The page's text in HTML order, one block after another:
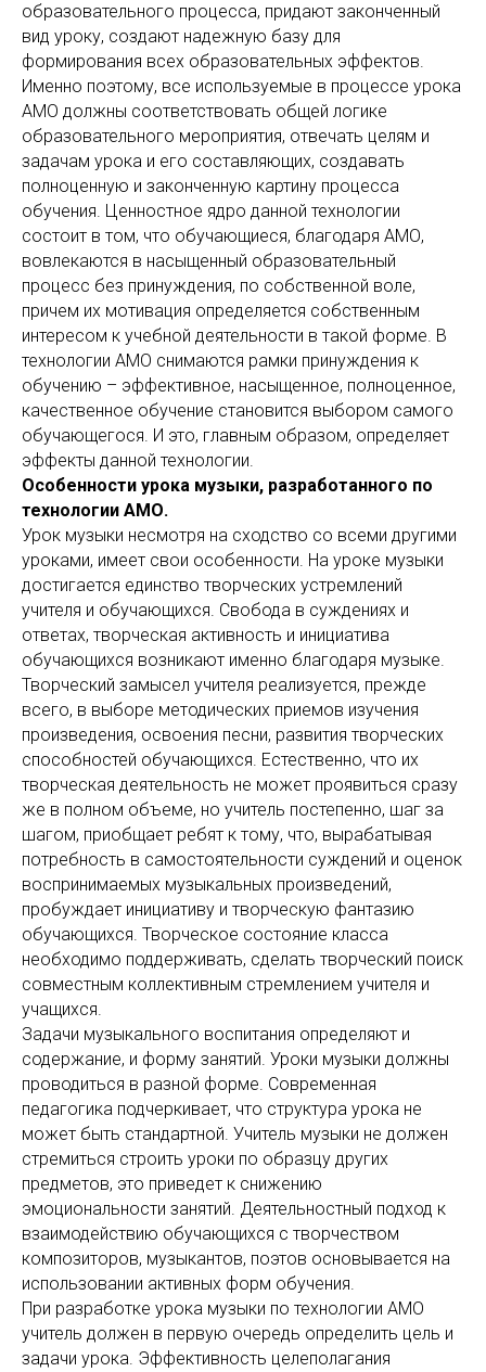
образовательного процесса, придают законченный
вид уроку, создают надежную базу для
формирования всех образовательных эффектов.
Именно поэтому, все используемые в процессе урока
АМО должны соответствовать общей логике
образовательного мероприятия, отвечать целям и
задачам урока и его составляющих, создавать
полноценную и законченную картину процесса
обучения. Ценностное ядро данной технологии
состоит в том, что обучающиеся, благодаря АМО,
вовлекаются в насыщенный образовательный
процесс без принуждения, по собственной воле,
причем их мотивация определяется собственным
интересом к учебной деятельности в такой форме. В
технологии АМО снимаются рамки принуждения к
обучению – эффективное, насыщенное, полноценное,
качественное обучение становится выбором самого
обучающегося. И это, главным образом, определяет
эффекты данной технологии.
Особенности урока музыки, разработанного по
технологии АМО.
Урок музыки несмотря на сходство со всеми другими
уроками, имеет свои особенности. На уроке музыки
достигается единство творческих устремлений
учителя и обучающихся. Свобода в суждениях и
ответах, творческая активность и инициатива
обучающихся возникают именно благодаря музыке.
Творческий замысел учителя реализуется, прежде
всего, в выборе методических приемов изучения
произведения, освоения песни, развития творческих
способностей обучающихся. Естественно, что их
творческая деятельность не может проявиться сразу
же в полном объеме, но учитель постепенно, шаг за
шагом, приобщает ребят к тому, что, вырабатывая
потребность в самостоятельности суждений и оценок
воспринимаемых музыкальных произведений,
пробуждает инициативу и творческую фантазию
обучающихся. Творческое состояние класса
необходимо поддерживать, сделать творческий поиск
совместным коллективным стремлением учителя и
учащихся.
Задачи музыкального воспитания определяют и
содержание, и форму занятий. Уроки музыки должны
проводиться в разной форме. Современная
педагогика подчеркивает, что структура урока не
может быть стандартной. Учитель музыки не должен
стремиться строить уроки по образцу других
предметов, это приведет к снижению
эмоциональности занятий. Деятельностный подход к
взаимодействию обучающихся с творчеством
композиторов, музыкантов, поэтов основывается на
использовании активных форм обучения.
При разработке урока музыки по технологии АМО
учитель должен в первую очередь определить цель и
задачи урока. Эффективность целеполагания